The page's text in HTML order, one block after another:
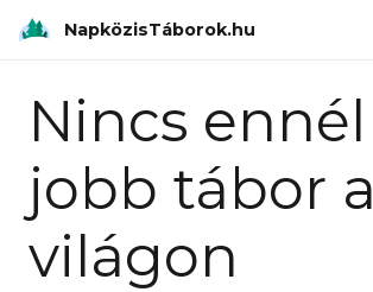
NapközisTáborok.hu
Nincs ennél
jobb tábor a
világon